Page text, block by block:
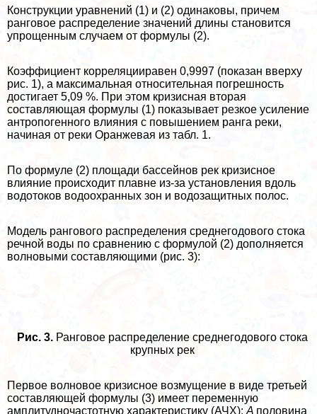
Конструкции уравнений (1) и (2) одинаковы, причем
ранговое распределение значений длины становится
упрощенным случаем от формулы (2).
Коэффициент корреляцииравен 0,9997 (показан вверху
рис. 1), а максимальная относительная погрешность
достигает 5,09 %. При этом кризисная вторая
составляющая формулы (1) показывает резкое усиление
антропогенного влияния с повышением ранга реки,
начиная от реки Оранжевая из табл. 1.
По формуле (2) площади бассейнов рек кризисное
влияние происходит плавне из-за установления вдоль
водотоков водоохранных зон и водозащитных полос.
Модель рангового распределения среднегодового стока
речной воды по сравнению с формулой (2) дополняется
волновыми составляющими (рис. 3):
Рис. 3. Ранговое распределение среднегодового стока
крупных рек
Первое волновое кризисное возмущение в виде третьей
составляющей формулы (3) имеет переменную
амплитудночастотную хаpaктеристику (АЧХ): A половина